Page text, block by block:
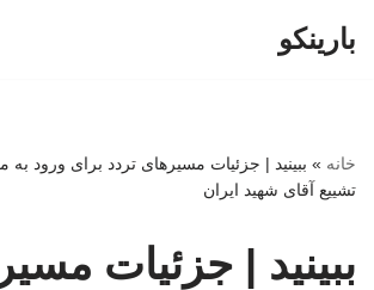
بارینکو
خانه » ببینید | جزئیات مسیرهای تردد برای ورود به
تشییع آقای شهید ایران
ببینید | جزئیات